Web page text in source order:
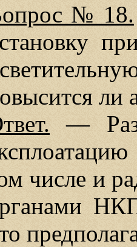
№ 18.
ли
—
числе и